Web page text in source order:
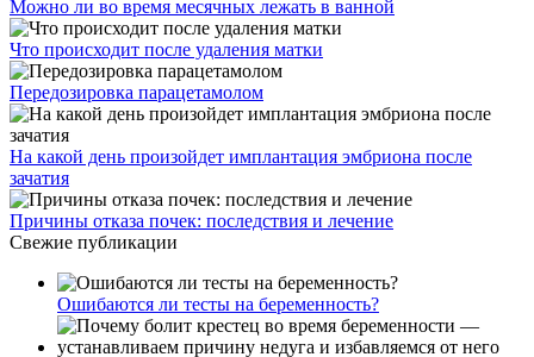
Можно ли во время месячных лежать в ванной
Что происходит после удаления матки
Передозировка парацетамолом
На какой день произойдет имплантация эмбриона после
зачатия
Причины отказа почек: последствия и лечение
Свежие публикации
Ошибаются ли тесты на беременность?